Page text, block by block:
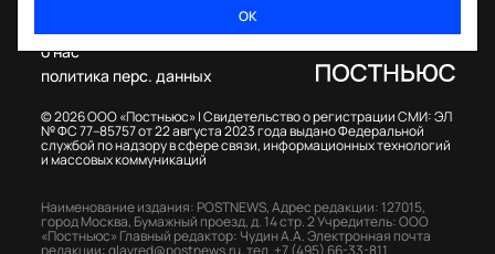
ОК
© 2026 ООО «Постньюс» |Свидетельство о регистрации СМИ: ЭЛ
№ ФС 77–85757 от 22 августа 2023 года выдано Федеральной
службой по надзору в сфере связи, информационных технологий
и массовых коммуникаций
о нас
политика перс. данных
Наименование издания: POSTNEWS,Адрес редакции: 127015,
город Москва, Бумажный проезд, д. 14 стр. 2Учредитель: ООО
«Постньюс» Главный редактор: Чудин А.А.Электронная почта
редакции:glavred@postnews.ru, тел. +7 (495) 66-33-811